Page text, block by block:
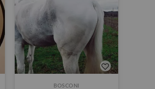
BOSCONI